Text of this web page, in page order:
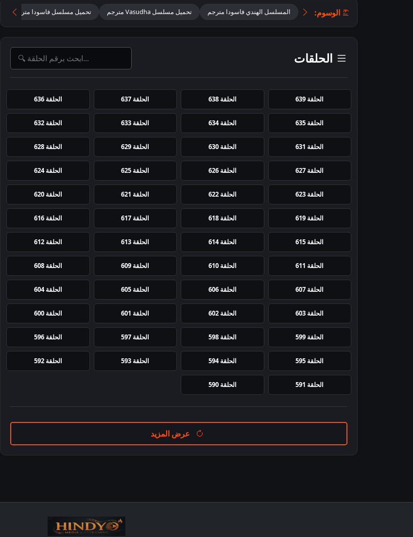
الوسوم: المسلسل الهندي فاسودا مترجم تحميل مسلسل Vasudha مترجم تحميل مسلسل فاسودا مترجم
الحلقات
الحلقة 639 الحلقة 638 الحلقة 637 الحلقة 636
الحلقة 635 الحلقة 634 الحلقة 633 الحلقة 632
الحلقة 631 الحلقة 630 الحلقة 629 الحلقة 628
الحلقة 627 الحلقة 626 الحلقة 625 الحلقة 624
الحلقة 623 الحلقة 622 الحلقة 621 الحلقة 620
الحلقة 619 الحلقة 618 الحلقة 617 الحلقة 616
الحلقة 615 الحلقة 614 الحلقة 613 الحلقة 612
الحلقة 611 الحلقة 610 الحلقة 609 الحلقة 608
الحلقة 607 الحلقة 606 الحلقة 605 الحلقة 604
الحلقة 603 الحلقة 602 الحلقة 601 الحلقة 600
الحلقة 599 الحلقة 598 الحلقة 597 الحلقة 596
الحلقة 595 الحلقة 594 الحلقة 593 الحلقة 592
الحلقة 591 الحلقة 590
عرض المزيد